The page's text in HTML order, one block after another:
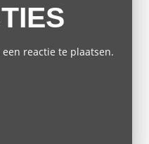
een reactie te plaatsen.